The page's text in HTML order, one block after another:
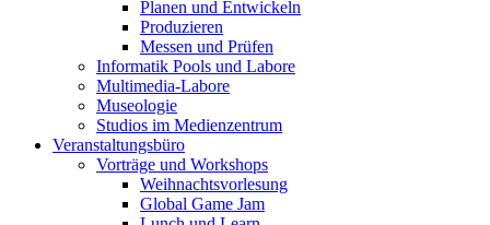
Planen und Entwickeln
Produzieren
Messen und Prüfen
Informatik Pools und Labore
Multimedia-Labore
Museologie
Studios im Medienzentrum
Veranstaltungsbüro
Vorträge und Workshops
Weihnachtsvorlesung
Global Game Jam